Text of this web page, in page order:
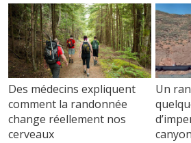
Des médecins expliquent
comment la randonnée
change réellement nos
cerveaux
Un
canyon